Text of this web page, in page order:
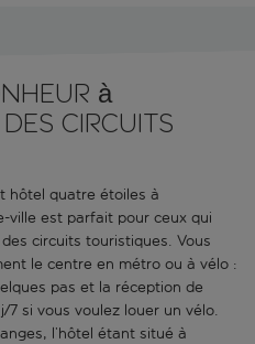
à
circuits
hôtel quatre étoiles à
ville est parfait pour ceux qui
circuits touristiques. Vous
le centre en métro ou à vélo :
pas et la réception de
7 si vous voulez louer un vélo.
l’hôtel étant situé à